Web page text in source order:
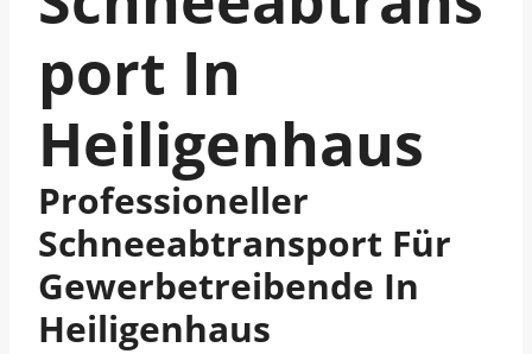
Port In
Heiligenhaus
Professioneller
Schneeabtransport Für
Gewerbetreibende In
Heiligenhaus